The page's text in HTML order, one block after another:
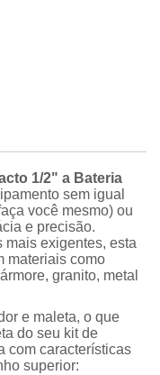
1/2" a Bateria
sem igual
você mesmo) ou
e precisão.
mais exigentes, esta
materiais como
granito, metal
e maleta, o que
do seu kit de
com características
superior: